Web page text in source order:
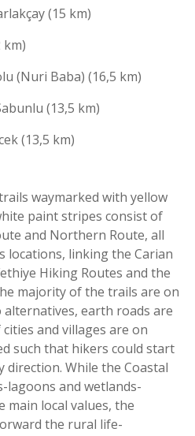
(15 km)
km)
(Nuri Baba) (16,5 km)
(13,5 km)
(13,5 km)
waymarked with yellow
paint stripes consist of
and Northern Route, all
locations, linking the Carian
Hiking Routes and the
majority of the trails are on
earth roads are
and villages are on
such that hikers could start
direction. While the Coastal
lagoons and wetlands-
main local values, the
the rural life-